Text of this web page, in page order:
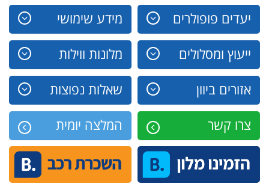
יעדים פופולרים מידע שימושי
ייעוץ ומסלולים מלונות ווילות
אזורים ביוון שאלות נפוצות
צרו קשר המלצה יומית